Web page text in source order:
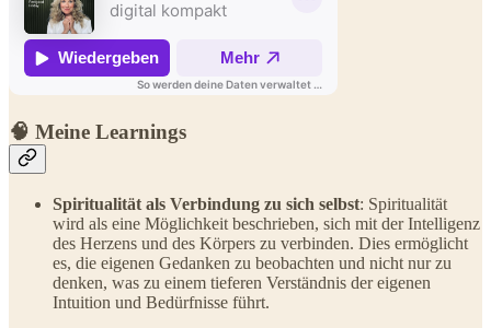
🧠 Meine Learnings
Spiritualität als Verbindung zu sich selbst: Spiritualität
wird als eine Möglichkeit beschrieben, sich mit der Intelligenz
des Herzens und des Körpers zu verbinden. Dies ermöglicht
es, die eigenen Gedanken zu beobachten und nicht nur zu
denken, was zu einem tieferen Verständnis der eigenen
Intuition und Bedürfnisse führt.